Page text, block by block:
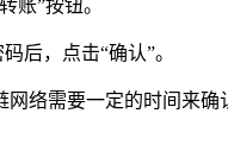
账”按钮。
后，点击“确认”。
络需要一定的时间来确